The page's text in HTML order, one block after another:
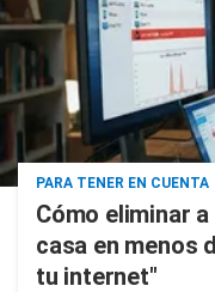
PARA TENER EN CUENTA
Cómo eliminar
casa en menos
tu internet"